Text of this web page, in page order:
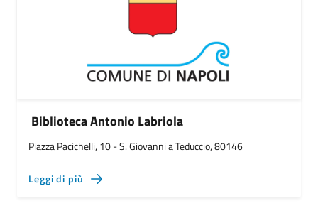
Biblioteca Antonio Labriola
Piazza Pacichelli, 10 - S. Giovanni a Teduccio, 80146
Leggi di più